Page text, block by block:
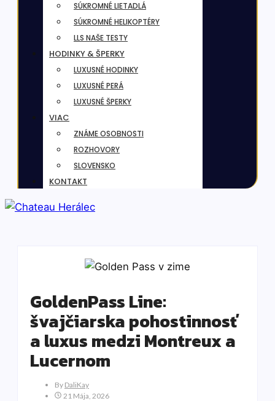
SÚKROMNÉ LIETADLÁ
SÚKROMNÉ HELIKOPTÉRY
LLS NAŠE TESTY
HODINKY & ŠPERKY
LUXUSNÉ HODINKY
LUXUSNÉ PERÁ
LUXUSNÉ ŠPERKY
VIAC
ZNÁME OSOBNOSTI
ROZHOVORY
SLOVENSKO
KONTAKT
GoldenPass Line:
švajčiarska pohostinnosť
a luxus medzi Montreux a
Lucernom
By DaliKay
21 Mája, 2026